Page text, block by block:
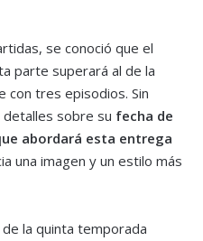
se conoció que el
parte superará al de la
con tres episodios. Sin
sobre su fecha de
abordará esta entrega
una imagen y un estilo más
la quinta temporada